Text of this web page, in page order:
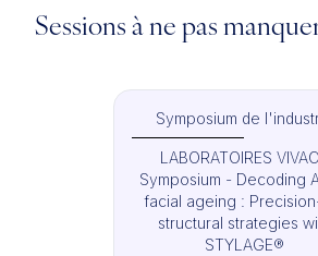
Sessions à ne pas
Symposium de
LABORATOIRES
Symposium - Decoding
facial ageing :
structural strategies
STYLAGE®